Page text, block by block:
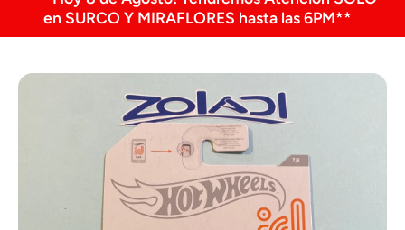
en SURCO Y MIRAFLORES hasta las 6PM**
Ir directamente a la información del producto